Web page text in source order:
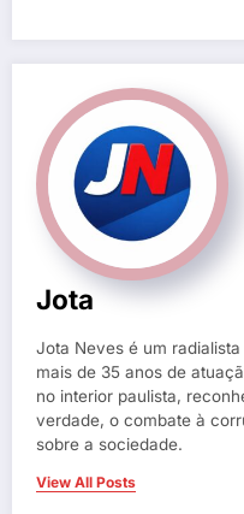
Jota
Jota Neves é um
mais de 35 anos de
no interior paulista,
verdade, o combate à
sobre a sociedade.
View All Posts